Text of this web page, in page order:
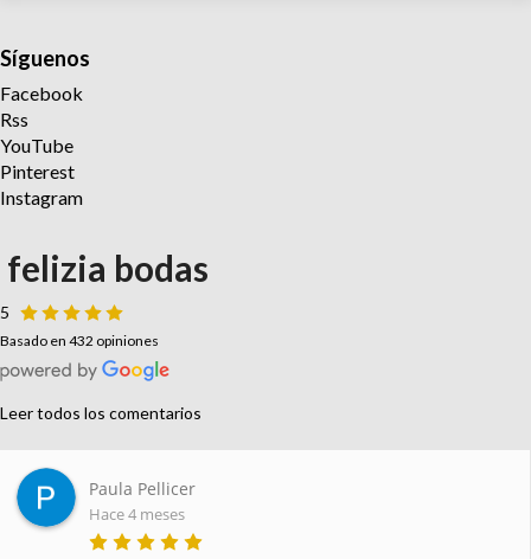
Síguenos
Facebook
Rss
YouTube
Pinterest
Instagram
felizia bodas
5
Basado en 432 opiniones
Leer todos los comentarios
Paula Pellicer
Hace 4 meses